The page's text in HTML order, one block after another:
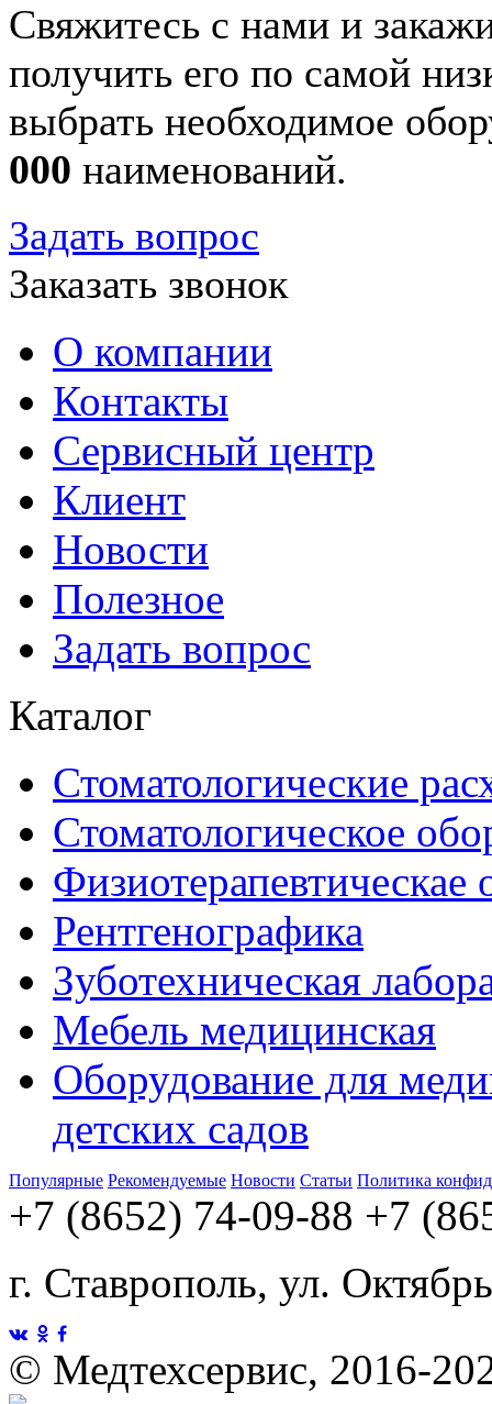
Свяжитесь с нами и
получить его по самой
выбрать необходимое
000 наименований.
Задать вопрос
Заказать звонок
О компании
Контакты
Сервисный центр
Клиент
Новости
Полезное
Задать вопрос
Каталог
Стоматологические
Стоматологическое
Физиотерапевтическае
Рентгенографика
Зуботехническая
Мебель медицинская
Оборудование для
детских садов
Популярные Рекомендуемые Новости Статьи Политика
+7 (8652) 74-09-88 +7
г. Ставрополь, ул.
© Медтехсервис, 2016-